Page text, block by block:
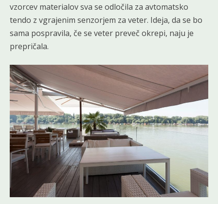
vzorcev materialov sva se odločila za avtomatsko
tendo z vgrajenim senzorjem za veter. Ideja, da se bo
sama pospravila, če se veter preveč okrepi, naju je
prepričala.